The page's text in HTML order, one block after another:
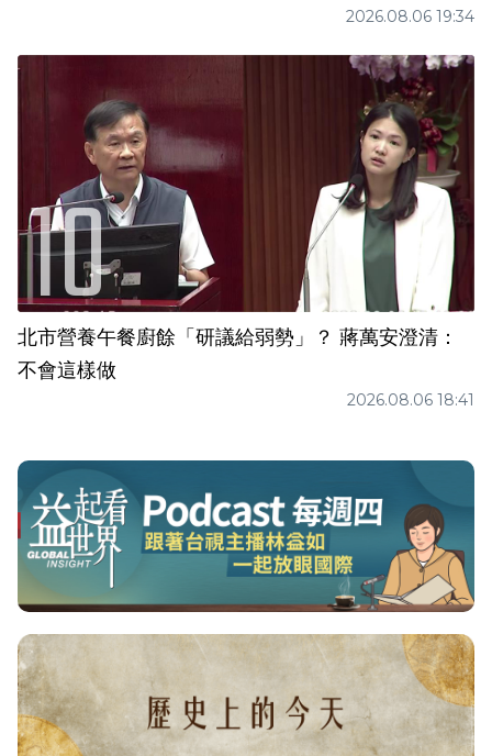
2026.08.06 19:34
北市營養午餐廚餘「研議給弱勢」？ 蔣萬安澄清：
不會這樣做
2026.08.06 18:41